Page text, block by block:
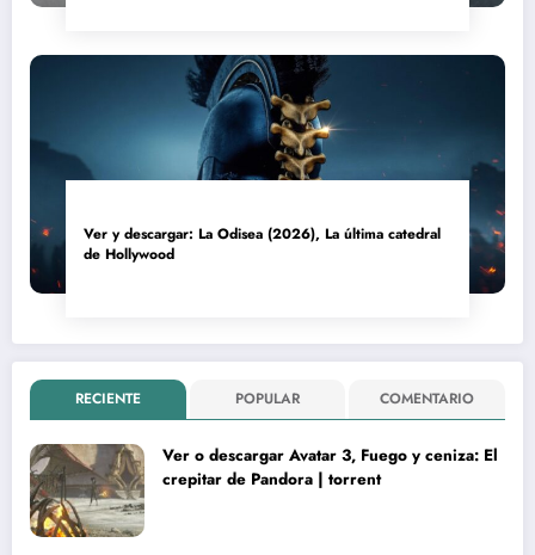
Ver y descargar: La Odisea (2026), La última catedral
de Hollywood
RECIENTE POPULAR COMENTARIO
Ver o descargar Avatar 3, Fuego y ceniza: El
crepitar de Pandora | torrent